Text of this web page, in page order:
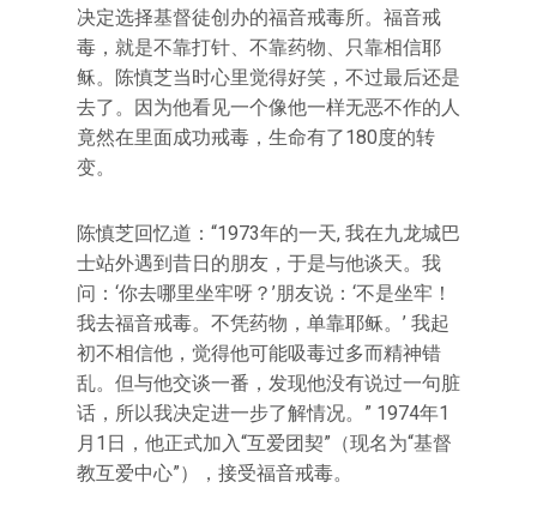
决定选择基督徒创办的福音戒毒所。福音戒
毒，就是不靠打针、不靠药物、只靠相信耶
稣。陈慎芝当时心里觉得好笑，不过最后还是
去了。因为他看见一个像他一样无恶不作的人
竟然在里面成功戒毒，生命有了180度的转
变。
陈慎芝回忆道：“1973年的一天, 我在九龙城巴
士站外遇到昔日的朋友，于是与他谈天。我
问：‘你去哪里坐牢呀？’朋友说：‘不是坐牢！
我去福音戒毒。不凭药物，单靠耶稣。’ 我起
初不相信他，觉得他可能吸毒过多而精神错
乱。但与他交谈一番，发现他没有说过一句脏
话，所以我决定进一步了解情况。” 1974年1
月1日，他正式加入“互爱团契”（现名为“基督
教互爱中心”），接受福音戒毒。